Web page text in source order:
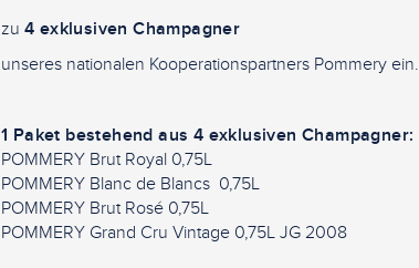
zu 4 exklusiven Champagner
unseres nationalen Kooperationspartners Pommery ein.
1 Paket bestehend aus 4 exklusiven Champagner:
POMMERY Brut Royal 0,75L
POMMERY Blanc de Blancs 0,75L
POMMERY Brut Rosé 0,75L
POMMERY Grand Cru Vintage 0,75L JG 2008